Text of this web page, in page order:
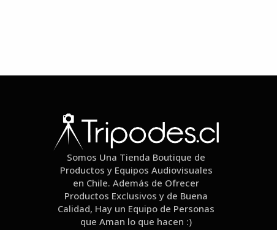
Somos Una Tienda Boutique de
Productos y Equipos Audiovisuales
en Chile. Además de Ofrecer
Productos Exclusivos y de Buena
Calidad, Hay un Equipo de Personas
que Aman lo que hacen :)